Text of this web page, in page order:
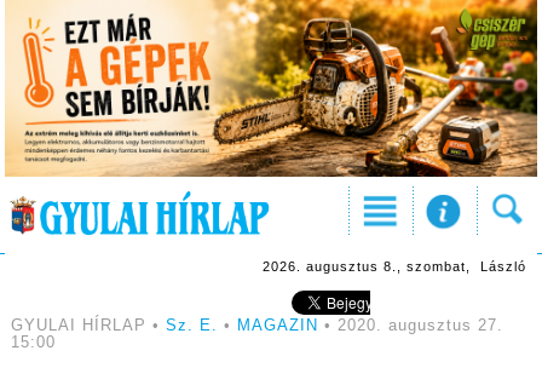
2026. augusztus 8., szombat, László
GYULAI HÍRLAP • Sz. E. • MAGAZIN • 2020. augusztus 27.
15:00